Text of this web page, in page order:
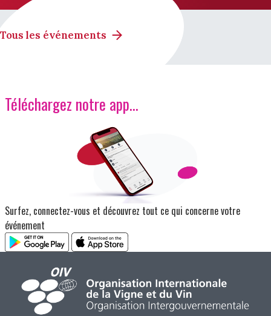
Tous les événements
Téléchargez notre app…
Surfez, connectez-vous et découvrez tout ce qui concerne votre
événement